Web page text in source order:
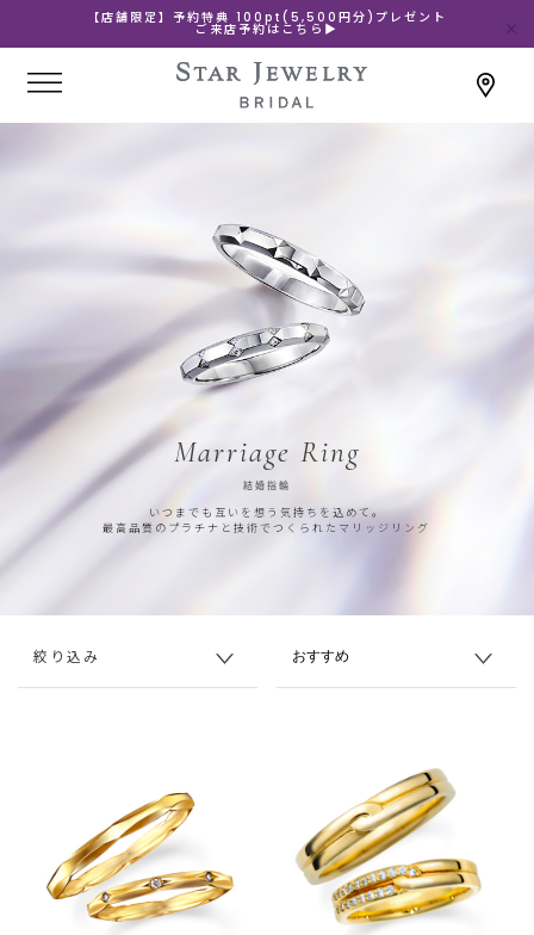
【店舗限定】予約特典 100pt(5,500円分)プレゼント
ご来店予約はこちら▶
Marriage Ring
結婚指輪
いつまでも互いを想う気持ちを込めて。
最高品質のプラチナと技術でつくられたマリッジリング
絞り込み